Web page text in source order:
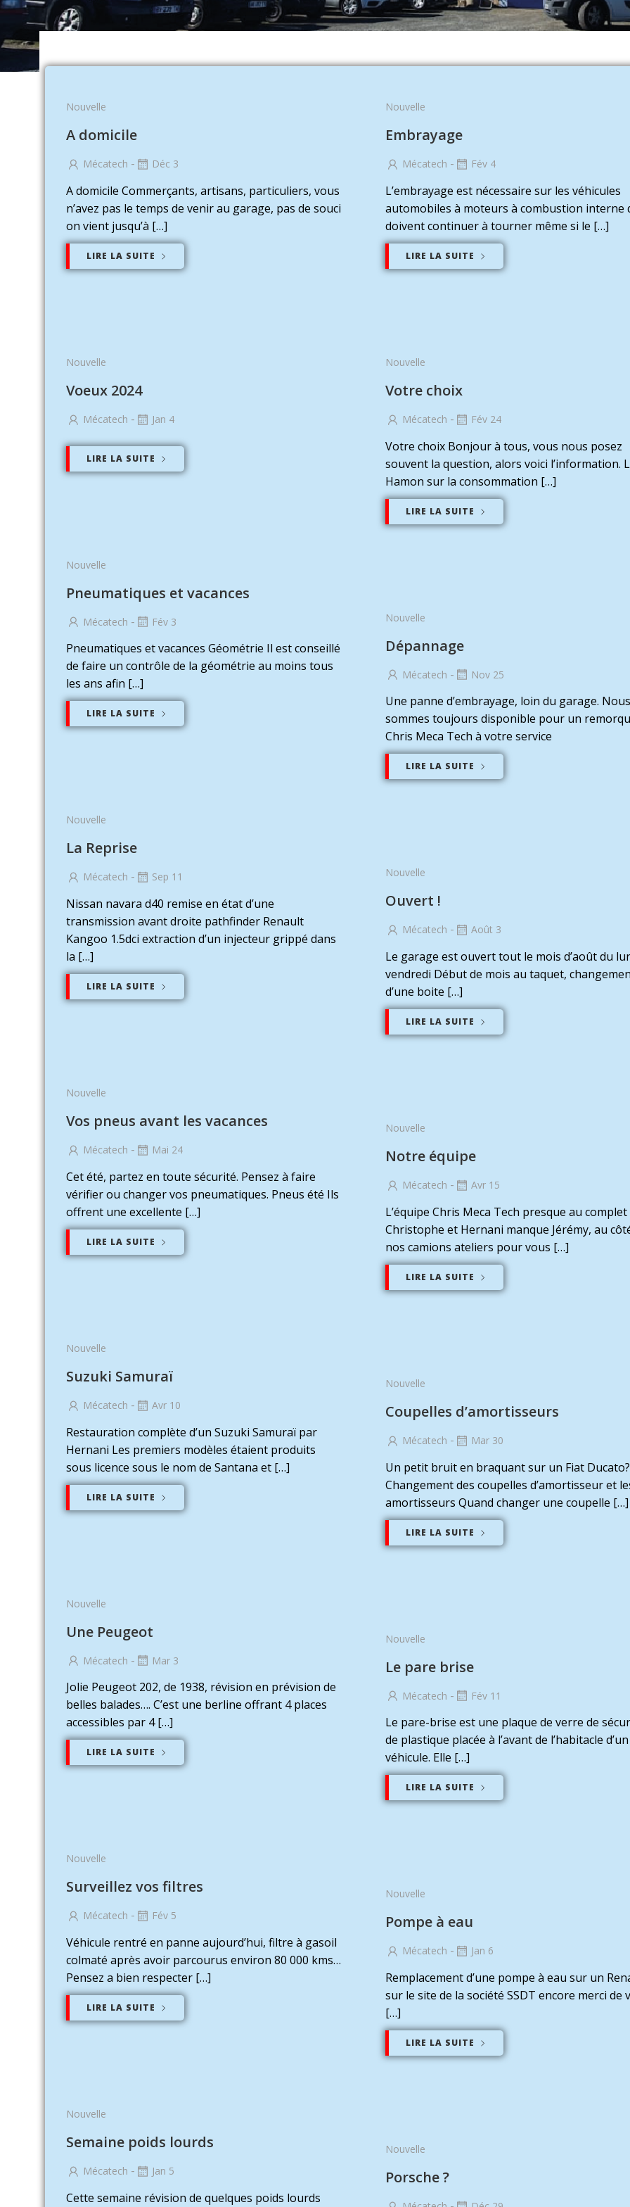
Nouvelle
A domicile
Mécatech - Déc 3
A domicile Commerçants, artisans, particuliers, vous
n’avez pas le temps de venir au garage, pas de souci
on vient jusqu’à […]
LIRE LA SUITE
Nouvelle
Embrayage
Mécatech - Fév 4
L’embrayage est nécessaire sur les véhicules
automobiles à moteurs à combustion interne
doivent continuer à tourner même si le […]
LIRE LA SUITE
Nouvelle
Voeux 2024
Mécatech - Jan 4
LIRE LA SUITE
Nouvelle
Votre choix
Mécatech - Fév 24
Votre choix Bonjour à tous, vous nous posez
souvent la question, alors voici l’information.
Hamon sur la consommation […]
LIRE LA SUITE
Nouvelle
Pneumatiques et vacances
Mécatech - Fév 3
Pneumatiques et vacances Géométrie Il est conseillé
de faire un contrôle de la géométrie au moins tous
les ans afin […]
LIRE LA SUITE
Nouvelle
Dépannage
Mécatech - Nov 25
Une panne d’embrayage, loin du garage. Nous
sommes toujours disponible pour un
Chris Meca Tech à votre service
LIRE LA SUITE
Nouvelle
La Reprise
Mécatech - Sep 11
Nissan navara d40 remise en état d’une
transmission avant droite pathfinder Renault
Kangoo 1.5dci extraction d’un injecteur grippé dans
la […]
LIRE LA SUITE
Nouvelle
Ouvert !
Mécatech - Août 3
Le garage est ouvert tout le mois d’août du
vendredi Début de mois au taquet,
d’une boite […]
LIRE LA SUITE
Nouvelle
Vos pneus avant les vacances
Mécatech - Mai 24
Cet été, partez en toute sécurité. Pensez à faire
vérifier ou changer vos pneumatiques. Pneus été Ils
offrent une excellente […]
LIRE LA SUITE
Nouvelle
Notre équipe
Mécatech - Avr 15
L’équipe Chris Meca Tech presque au complet
Christophe et Hernani manque Jérémy, au
nos camions ateliers pour vous […]
LIRE LA SUITE
Nouvelle
Suzuki Samuraï
Mécatech - Avr 10
Restauration complète d’un Suzuki Samuraï par
Hernani Les premiers modèles étaient produits
sous licence sous le nom de Santana et […]
LIRE LA SUITE
Nouvelle
Coupelles d’amortisseurs
Mécatech - Mar 30
Un petit bruit en braquant sur un Fiat
Changement des coupelles d’amortisseur et
amortisseurs Quand changer une coupelle […]
LIRE LA SUITE
Nouvelle
Une Peugeot
Mécatech - Mar 3
Jolie Peugeot 202, de 1938, révision en prévision de
belles balades…. C’est une berline offrant 4 places
accessibles par 4 […]
LIRE LA SUITE
Nouvelle
Le pare brise
Mécatech - Fév 11
Le pare-brise est une plaque de verre de
de plastique placée à l’avant de l’habitacle d’un
véhicule. Elle […]
LIRE LA SUITE
Nouvelle
Surveillez vos filtres
Mécatech - Fév 5
Véhicule rentré en panne aujourd’hui, filtre à gasoil
colmaté après avoir parcourus environ 80 000 kms…
Pensez a bien respecter […]
LIRE LA SUITE
Nouvelle
Pompe à eau
Mécatech - Jan 6
Remplacement d’une pompe à eau sur un
sur le site de la société SSDT encore merci de
[…]
LIRE LA SUITE
Nouvelle
Semaine poids lourds
Mécatech - Jan 5
Cette semaine révision de quelques poids lourds
Nouvelle
Porsche ?